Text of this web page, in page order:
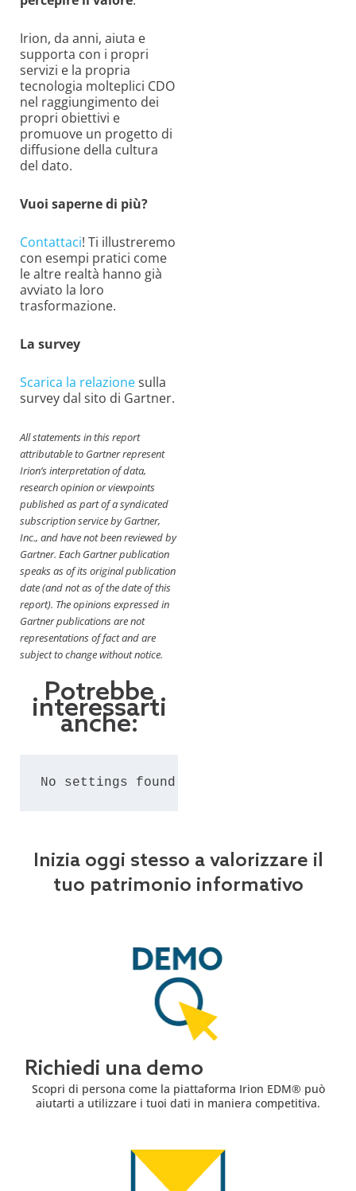
Irion, da anni, aiuta e
supporta con i propri
servizi e la propria
tecnologia molteplici CDO
nel raggiungimento dei
propri obiettivi e
promuove un progetto di
diffusione della cultura
del dato.
Vuoi saperne di più?
Contattaci! Ti illustreremo
con esempi pratici come
le altre realtà hanno già
avviato la loro
trasformazione.
La survey
Scarica la relazionesulla
survey dal sito di Gartner.
All statements in this report
attributable to Gartner represent
Irion’s interpretation of data,
research opinion or viewpoints
published as part of a syndicated
subscription service by Gartner,
Inc., and have not been reviewed by
Gartner. Each Gartner publication
speaks as of its original publication
date (and not as of the date of this
report). The opinions expressed in
Gartner publications are not
representations of fact and are
subject to change without notice.
Potrebbe
interessarti
anche:
No settings found for the grid #25.
Inizia oggi stesso a valorizzare il
tuo patrimonio informativo
Richiedi una demo
Scopri di persona come la piattaforma Irion EDM® può
aiutarti a utilizzare i tuoi dati in maniera competitiva.